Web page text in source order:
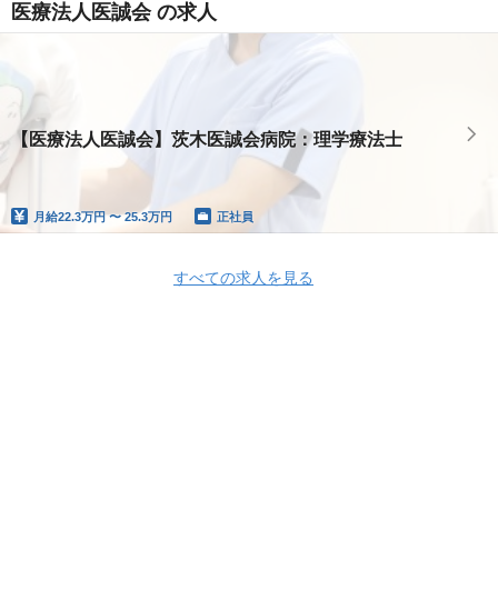
医療法人医誠会 の求人
【医療法人医誠会】茨木医誠会病院：理学療法士
月給22.3万円 〜 25.3万円 正社員
すべての求人を見る